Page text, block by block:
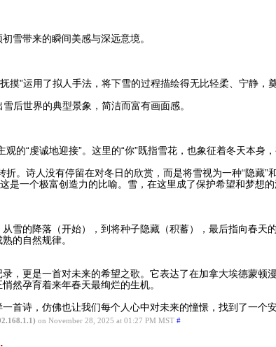
雪带来的瞬间美感与深远意境。
摸”运用了拟人手法，将下雪的过程描绘得无比轻柔、宁静，
后世界的典型景象，简洁而富有画面感。
的“虔诚地迎接”。这里的“你”既指雪花，也象征着冬天本身
。诗人没有停留在对冬日的欣赏，而是将雪视为一种“隐藏”
是一个极富创造力的比喻。雪，在这里成了保护希望和梦想的
雪的降落（开始），到将种子隐藏（积蓄），最后指向春天
的自然规律。
，更是一首对未来的希望之歌。它表达了在加拿大埃德蒙
然孕育着来年春天最绚烂的生机。
首诗，仿佛也让我们每个人心中对未来的憧憬，找到了一个
on November 28, 2025 at 01:27 PM MST #